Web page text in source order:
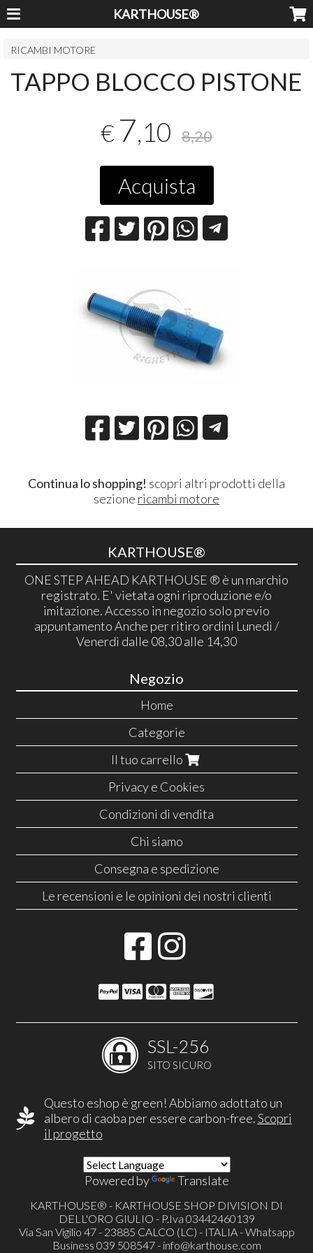
KARTHOUSE®
RICAMBI MOTORE
TAPPO BLOCCO PISTONE
€ 7,10 8,20
Acquista
Continua lo shopping! scopri altri prodotti della
sezione ricambi motore
KARTHOUSE®
ONE STEP AHEAD KARTHOUSE ® è un marchio
registrato. E' vietata ogni riproduzione e/o
imitazione. Accesso in negozio solo previo
appuntamento Anche per ritiro ordini Lunedì /
Venerdì dalle 08,30 alle 14,30
Negozio
Home
Categorie
Il tuo carrello
Privacy e Cookies
Condizioni di vendita
Chi siamo
Consegna e spedizione
Le recensioni e le opinioni dei nostri clienti
SSL-256
SITO SICURO
Questo eshop è green! Abbiamo adottato un
albero di caoba per essere carbon-free.Scopri
il progetto
Powered by Translate
KARTHOUSE® - KARTHOUSE SHOP DIVISION DI
DELL'ORO GIULIO - P.Iva 03442460139
Via San Vigilio 47 - 23885 CALCO (LC) - ITALIA - Whatsapp
Business 039 508547 - info@karthouse.com